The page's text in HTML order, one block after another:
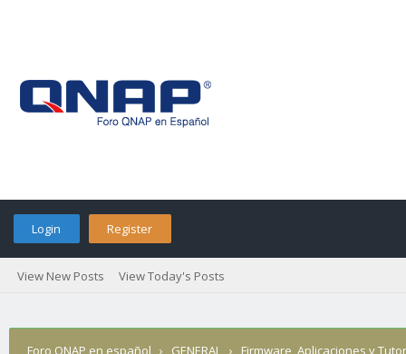
Login Register
View New Posts View Today's Posts
Foro QNAP en español › GENERAL › Firmware, Aplicaciones y